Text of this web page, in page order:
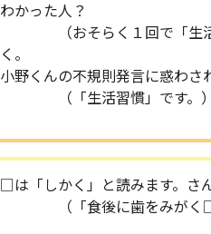
わかった人？
（おそらく１回で「生活習
く。
小野くんの不規則発言に惑わさ
（「生活習慣」です。）
□は「しかく」と読みます。さ
（「食後に歯をみがく□□□